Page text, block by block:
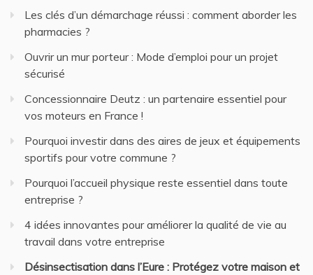
Les clés d’un démarchage réussi : comment aborder les
pharmacies ?
Ouvrir un mur porteur : Mode d’emploi pour un projet
sécurisé
Concessionnaire Deutz : un partenaire essentiel pour
vos moteurs en France !
Pourquoi investir dans des aires de jeux et équipements
sportifs pour votre commune ?
Pourquoi l’accueil physique reste essentiel dans toute
entreprise ?
4 idées innovantes pour améliorer la qualité de vie au
travail dans votre entreprise
Désinsectisation dans l’Eure : Protégez votre maison et